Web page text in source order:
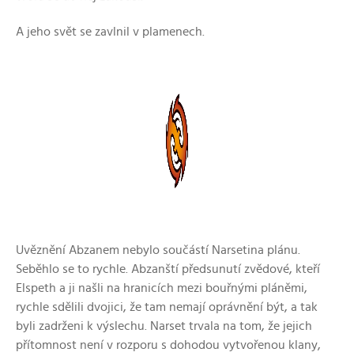
A jeho svět se zavlnil v plamenech.
Uvěznění Abzanem nebylo součástí Narsetina plánu.
Seběhlo se to rychle. Abzanští předsunutí zvědové, kteří
Elspeth a ji našli na hranicích mezi bouřnými pláněmi,
rychle sdělili dvojici, že tam nemají oprávnění být, a tak
byli zadrženi k výslechu. Narset trvala na tom, že jejich
přítomnost není v rozporu s dohodou vytvořenou klany,